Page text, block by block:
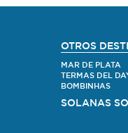
OTROS
MAR DE PLATA
TERMAS DEL
BOMBINHAS
SOLANAS